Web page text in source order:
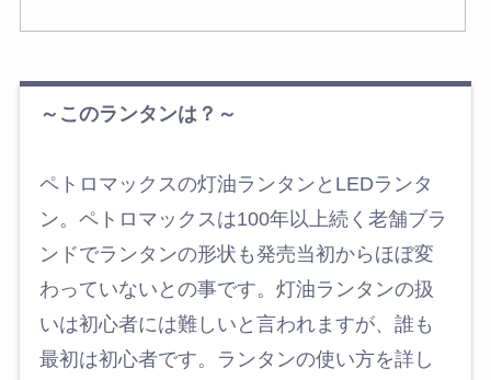
～このランタンは？～
ペトロマックスの灯油ランタンとLEDランタ
ン。ペトロマックスは100年以上続く老舗ブラ
ンドでランタンの形状も発売当初からほぼ変
わっていないとの事です。灯油ランタンの扱
いは初心者には難しいと言われますが、誰も
最初は初心者です。ランタンの使い方を詳し